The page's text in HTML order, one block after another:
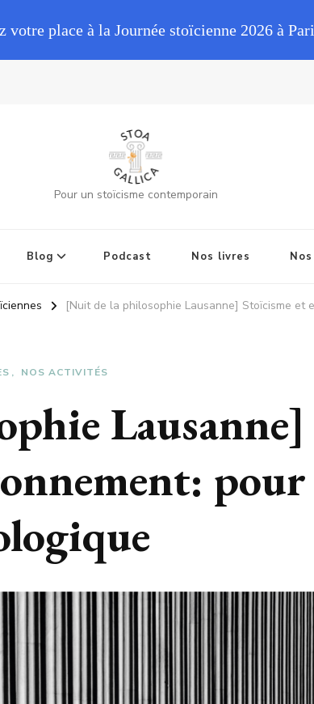
Pour un stoïcisme contemporain
Blog Podcast Nos livres
[Nuit de la philosophie Lausanne] Stoïcisme et
NOS ACTIVITÉS
Lausanne]
pour
votre place à la Journée stoïcienne 2026 à